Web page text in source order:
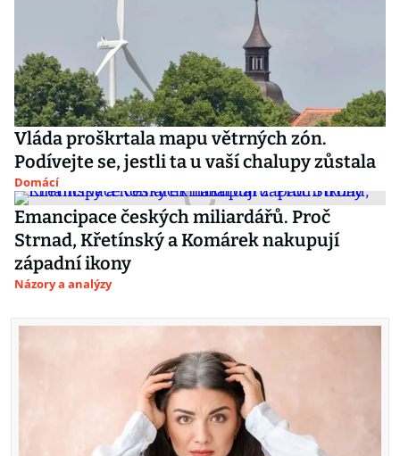
Vláda proškrtala mapu větrných zón.
Podívejte se, jestli ta u vaší chalupy zůstala
Domácí
Emancipace českých miliardářů. Proč
Strnad, Křetínský a Komárek nakupují
západní ikony
Názory a analýzy